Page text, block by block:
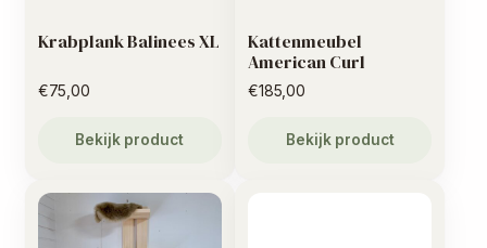
Krabplank Balinees XL
€75,00
Bekijk product
Kattenmeubel
American Curl
€185,00
Bekijk product